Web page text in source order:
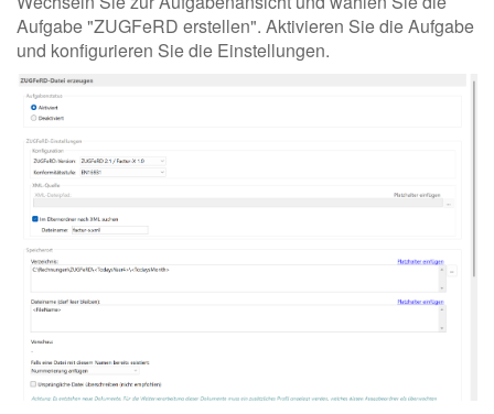
Aufgabe "ZUGFeRD erstellen". Aktivieren Sie die Aufgabe
und konfigurieren Sie die Einstellungen.